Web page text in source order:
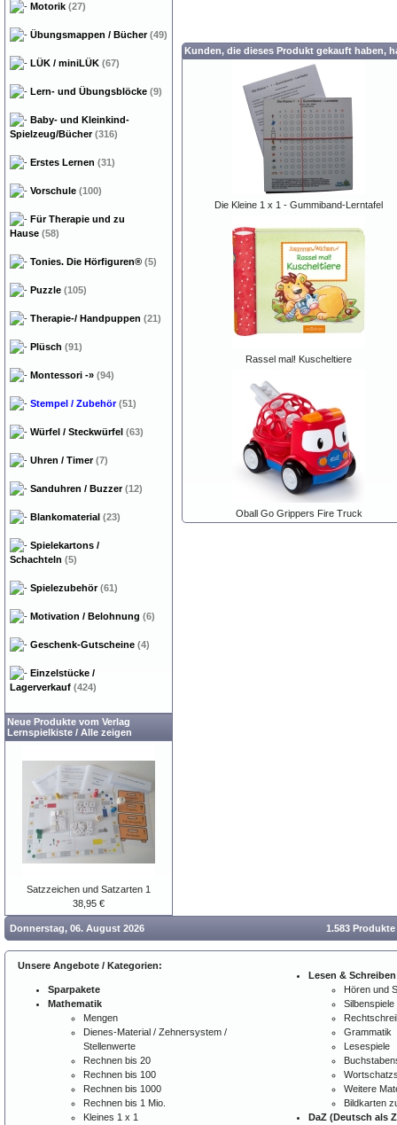
Kunden, die dieses Produkt gekauft haben,
Die Kleine 1 x 1 - Gummiband-Lerntafel
Rassel mal! Kuscheltiere
Oball Go Grippers Fire Truck
Motorik (27)
Übungsmappen / Bücher(49)
LÜK / miniLÜK (67)
Lern- und Übungsblöcke (9)
Baby- und Kleinkind-
Spielzeug/Bücher(316)
Erstes Lernen (31)
Vorschule (100)
Für Therapie und zu
Hause (58)
Tonies. Die Hörfiguren® (5)
Puzzle (105)
Therapie-/ Handpuppen (21)
Plüsch (91)
Montessori -» (94)
Stempel / Zubehör (51)
Würfel / Steckwürfel (63)
Uhren / Timer(7)
Sanduhren / Buzzer(12)
Blankomaterial (23)
Spielekartons /
Schachteln (5)
Spielezubehör(61)
Motivation / Belohnung (6)
Geschenk-Gutscheine (4)
Einzelstücke /
Lagerverkauf (424)
Neue Produkte vom Verlag
Lernspielkiste / Alle zeigen
Satzzeichen und Satzarten 1
38,95 €
Donnerstag, 06. August 2026 1.583
Unsere Angebote / Kategorien:
Sparpakete
Mathematik
Mengen
Dienes-Material / Zehnersystem /
Stellenwerte
Rechnen bis 20
Rechnen bis 100
Rechnen bis 1000
Rechnen bis 1 Mio.
Kleines 1 x 1
Lesen & Schreiben
Hören und
Silbenspiele
Grammatik
Lesespiele
Weitere
Bildkarten
DaZ (Deutsch als